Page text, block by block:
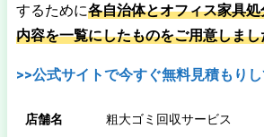
するために各自治体とオフィス家具
内容を一覧にしたものをご用意しまし
>>公式サイトで今すぐ無料見積もり
店舗名 粗大ゴミ回収サービス